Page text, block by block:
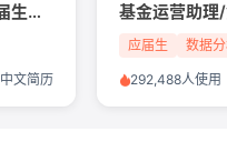
AE应用工程师/芯片行业/应届生简历模板
中文简历
应届生 数据
292,488人使用